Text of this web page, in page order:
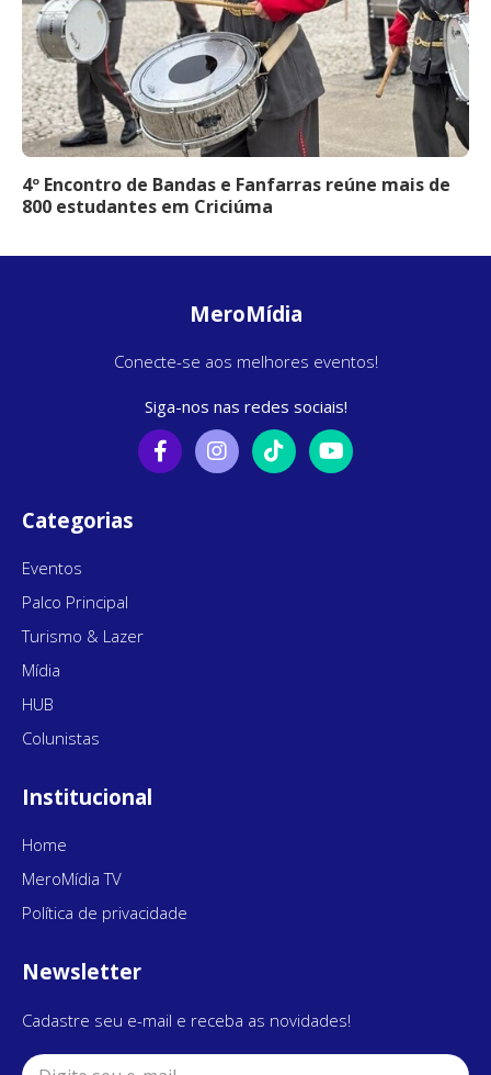
4º Encontro de Bandas e Fanfarras reúne mais de
800 estudantes em Criciúma
MeroMídia
Conecte-se aos melhores eventos!
Siga-nos nas redes sociais!
Categorias
Eventos
Palco Principal
Turismo & Lazer
Mídia
HUB
Colunistas
Institucional
Home
MeroMídia TV
Política de privacidade
Newsletter
Cadastre seu e-mail e receba as novidades!